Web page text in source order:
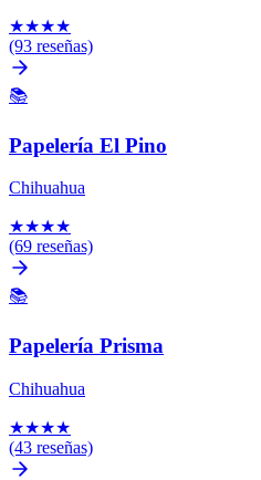
★★★★
(93 reseñas)
📚
Papelería El Pino
Chihuahua
★★★★
(69 reseñas)
📚
Papelería Prisma
Chihuahua
★★★★
(43 reseñas)